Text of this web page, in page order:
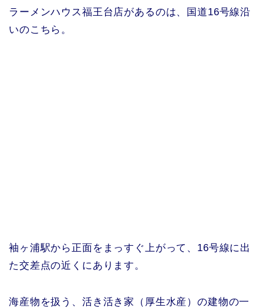
ラーメンハウス福王台店があるのは、国道16号線沿
いのこちら。
袖ヶ浦駅から正面をまっすぐ上がって、16号線に出
た交差点の近くにあります。
海産物を扱う、活き活き家（厚生水産）の建物の一